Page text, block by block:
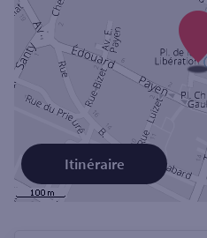
Itinéraire